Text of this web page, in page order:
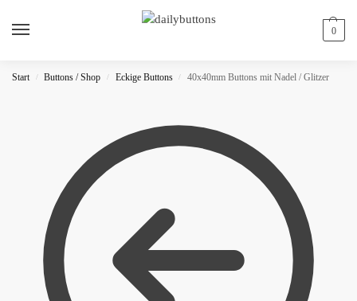
0
Start / Buttons / Shop / Eckige Buttons / 40x40mm Buttons mit Nadel / Glitzer